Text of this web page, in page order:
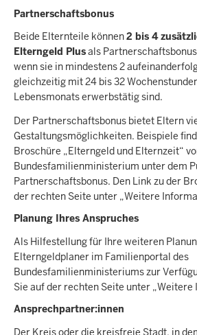
Partnerschaftsbonus
Beide Elternteile können2 bis 4
Elterngeld Plusals
wenn sie in mindestens 2
gleichzeitig mit 24 bis 32
Lebensmonats erwerbstätig sind.
Der Partnerschaftsbonus bietet Eltern
Gestaltungsmöglichkeiten. Beispiele
Broschüre „Elterngeld und Elternzeit“
Bundesfamilienministerium unter dem
Partnerschaftsbonus. Den Link zu der
der rechten Seite unter „Weitere
Planung Ihres Anspruches
Als Hilfestellung für Ihre weiteren
Elterngeldplaner im Familienportal des
Bundesfamilienministeriums zur
Sie auf der rechten Seite unter „Weitere
Ansprechpartner:innen
Der Kreis oder die kreisfreie Stadt, in